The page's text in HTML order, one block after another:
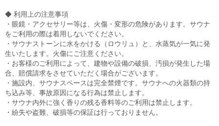
◆ 利用上の注意事項
・眼鏡・アクセサリー等は、火傷・変形の危険があります。サウナ
をご利用の際は着用しないでください。
・サウナストーンに水をかける（ロウリュ）と、水蒸気が一気に発
生いたします。火傷にご注意ください。
・お客様のご利用によって、建物や設備の破損、汚損が発生した場
合、賠償請求をさせていただく場合がございます。
・施設内、サウナスペースは完全禁煙です。サウナへの火器類の持
ち込み等、事故原因になる行為は禁止します。
・サウナ内外に強く香りの残る香料等のご利用は禁止します。
・紛失や盗難、破損等の保証は行っておりません。